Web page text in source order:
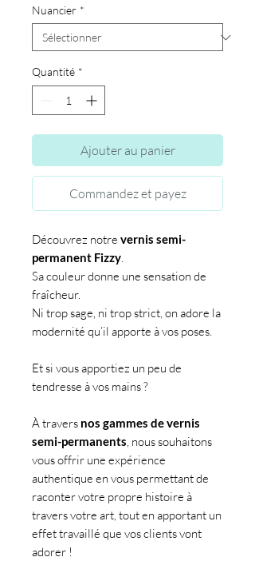
Nuancier *
Quantité *
Ajouter au panier
Commandez et payez
Découvrez notre vernis semi-
permanent Fizzy.
Sa couleur donne une sensation de
fraîcheur.
Ni trop sage, ni trop strict, on adore la
modernité qu’il apporte à vos poses.
Et si vous apportiez un peu de
tendresse à vos mains ?
À travers nos gammes de vernis
semi-permanents, nous souhaitons
vous offrir une expérience
authentique en vous permettant de
raconter votre propre histoire à
travers votre art, tout en apportant un
effet travaillé que vos clients vont
adorer !